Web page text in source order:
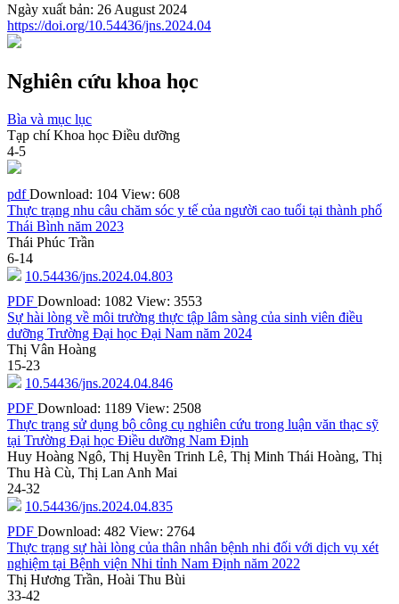
Ngày xuất bản: 26 August 2024
https://doi.org/10.54436/jns.2024.04
Nghiên cứu khoa học
Bìa và mục lục
Tạp chí Khoa học Điều dưỡng
4-5
pdfDownload: 104 View: 608
Thực trạng nhu câu chăm sóc y tế của người cao tuổi tại thành phố
Thái Bình năm 2023
Thái Phúc Trần
6-14
10.54436/jns.2024.04.803
PDF Download: 1082 View: 3553
Sự hài lòng về môi trường thực tập lâm sàng của sinh viên điều
dưỡng Trường Đại học Đại Nam năm 2024
Thị Vân Hoàng
15-23
10.54436/jns.2024.04.846
PDF Download: 1189 View: 2508
Thực trạng sử dụng bộ công cụ nghiên cứu trong luận văn thạc sỹ
tại Trường Đại học Điều dưỡng Nam Định
Huy Hoàng Ngô, Thị Huyền Trinh Lê, Thị Minh Thái Hoàng, Thị
Thu Hà Cù, Thị Lan Anh Mai
24-32
10.54436/jns.2024.04.835
PDF Download: 482 View: 2764
Thực trạng sự hài lòng của thân nhân bệnh nhi đối với dịch vụ xét
nghiệm tại Bệnh viện Nhi tỉnh Nam Định năm 2022
Thị Hương Trần, Hoài Thu Bùi
33-42